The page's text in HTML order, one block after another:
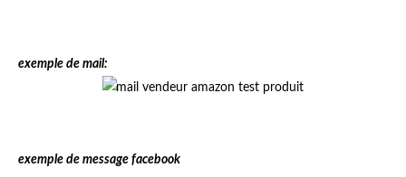
exemple de mail:
exemple de message facebook